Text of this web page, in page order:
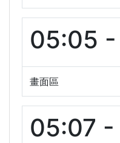
05:05
畫面區
05:07